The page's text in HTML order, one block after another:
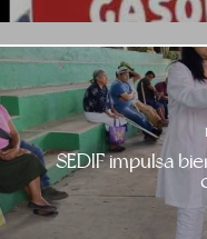
SEDIF impulsa